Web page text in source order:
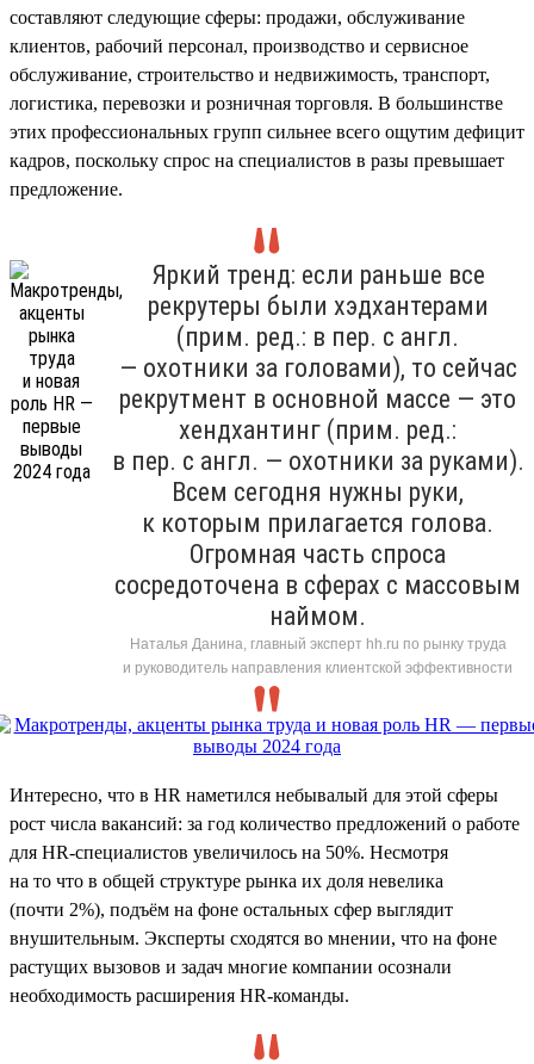
составляют следующие сферы: продажи, обслуживание
клиентов, рабочий персонал, производство и сервисное
обслуживание, строительство и недвижимость, транспорт,
логистика, перевозки и розничная торговля. В большинстве
этих профессиональных групп сильнее всего ощутим дефицит
кадров, поскольку спрос на специалистов в разы превышает
предложение.
Яркий тренд: если раньше все
рекрутеры были хэдхантерами
(прим. ред.: в пер. с англ.
— охотники за головами), то сейчас
рекрутмент в основной массе — это
хендхантинг (прим. ред.:
в пер. с англ. — охотники за руками).
Всем сегодня нужны руки,
к которым прилагается голова.
Огромная часть спроса
сосредоточена в сферах с массовым
наймом.
Наталья Данина, главный эксперт hh.ru по рынку труда
и руководитель направления клиентской эффективности
Интересно, что в HR наметился небывалый для этой сферы
рост числа вакансий: за год количество предложений о работе
для HR-специалистов увеличилось на 50%. Несмотря
на то что в общей структуре рынка их доля невелика
(почти 2%), подъём на фоне остальных сфер выглядит
внушительным. Эксперты сходятся во мнении, что на фоне
растущих вызовов и задач многие компании осознали
необходимость расширения HR-команды.